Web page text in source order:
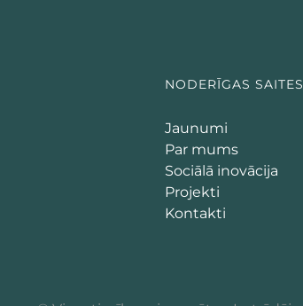
NODERĪGAS SAITES
Jaunumi
Par mums
Sociālā inovācija
Projekti
Kontakti